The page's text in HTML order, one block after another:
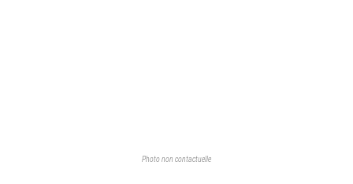
Photo non contactuelle